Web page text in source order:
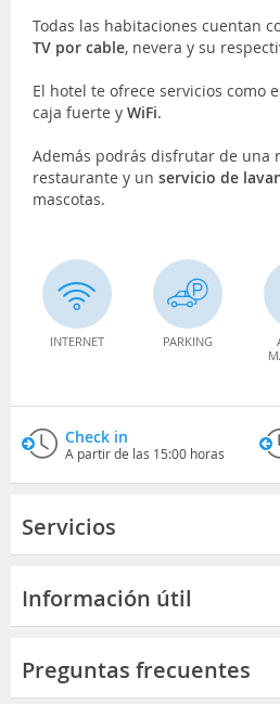
Todas las habitaciones cuentan
TV por cable, nevera y su
El hotel te ofrece servicios como
caja fuerte y WiFi.
Además podrás disfrutar de una
restaurante y un servicio de
mascotas.
INTERNET PARKING
Check in
A partir de las 15:00 horas
Servicios
Información útil
Preguntas frecuentes